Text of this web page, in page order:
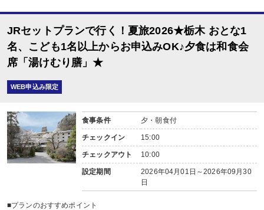
おとな1名＋こども1名ご利用でも、お子様はこども代金でOK♪
【川治湯元駅～お宿間 送迎のご案内 ※要事前予約】
東武鉄道新藤原駅乗換、野岩鉄道川治湯元駅からお宿までは送迎がございます
（13：00～18：00／要事前予約）
※ご希望のお客様は、ご予約日の翌日以降にお客様自身で宿泊施設にご連絡く
レストラン
内容:
【時間】18：00～又は18：30～又は19：00～
■朝食
場所:
【時間】7：30～又は8：00～
JRセットプランで行く！夏旅2026★栃木 おとな1
名、こども1名以上からお申込みOK♪夕食は和食会
席「湯けむり膳」★
WEB申込み限定
食事条件 夕・朝食付
チェックイン 15:00
チェックアウト 10:00
設定期間
2026年04月01日～2026年09月30
日
■プランのおすすめポイント